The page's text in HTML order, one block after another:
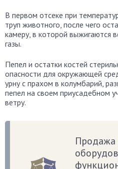
В первом отсеке при
труп животного, после чего
камеру, в которой выжигаются
газы.
Пепел и остатки костей
опасности для окружающей
урну с прахом в колумбарий,
пепел на своем приусадебном
ветру.
Продажа